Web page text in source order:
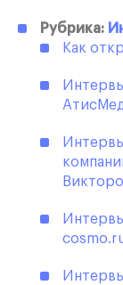
Рубрика:
Как